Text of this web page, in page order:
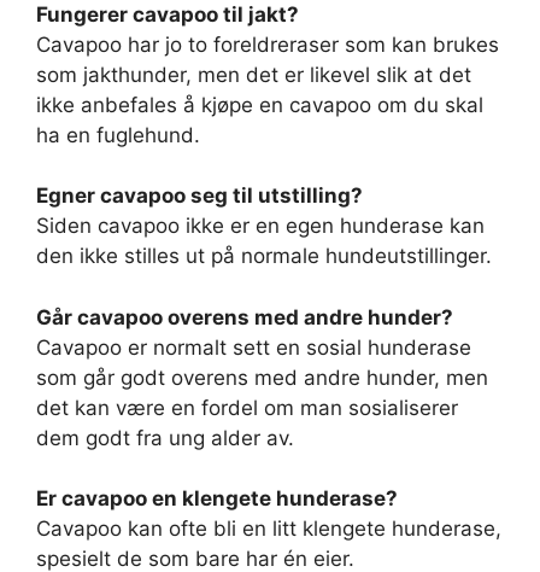
Fungerer cavapoo til jakt?
Cavapoo har jo to foreldreraser som kan brukes
som jakthunder, men det er likevel slik at det
ikke anbefales å kjøpe en cavapoo om du skal
ha en fuglehund.
Egner cavapoo seg til utstilling?
Siden cavapoo ikke er en egen hunderase kan
den ikke stilles ut på normale hundeutstillinger.
Går cavapoo overens med andre hunder?
Cavapoo er normalt sett en sosial hunderase
som går godt overens med andre hunder, men
det kan være en fordel om man sosialiserer
dem godt fra ung alder av.
Er cavapoo en klengete hunderase?
Cavapoo kan ofte bli en litt klengete hunderase,
spesielt de som bare har én eier.